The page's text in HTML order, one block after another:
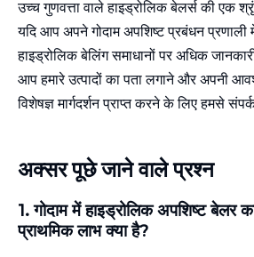
उच्च गुणवत्ता वाले हाइड्रोलिक बेलर्स की एक
यदि आप अपने गोदाम अपशिष्ट प्रबंधन प्रणाली
हाइड्रोलिक बेलिंग समाधानों पर अधिक
आप हमारे उत्पादों का पता लगाने और अपनी
विशेषज्ञ मार्गदर्शन प्राप्त करने के लिए हमसे
अक्सर पूछे जाने वाले प्रश्न
1. गोदाम में हाइड्रोलिक अपशिष्ट बेलर
प्राथमिक लाभ क्या है?